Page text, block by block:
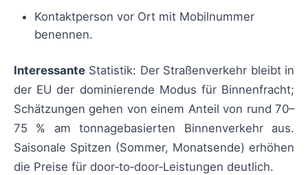
Kontaktperson vor Ort mit Mobilnummer
benennen.
Interessante Statistik: Der Straßenverkehr bleibt in
der EU der dominierende Modus für Binnenfracht;
Schätzungen gehen von einem Anteil von rund 70–
75 % am tonnagebasierten Binnenverkehr aus.
Saisonale Spitzen (Sommer, Monatsende) erhöhen
die Preise für door‑to‑door‑Leistungen deutlich.